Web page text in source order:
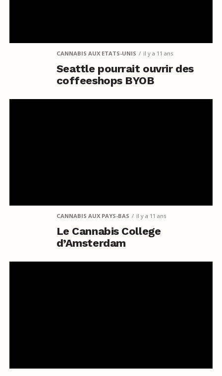
CANNABIS AUX ETATS-UNIS il y a 11 ans
Seattle pourrait ouvrir des
coffeeshops BYOB
CANNABIS AUX PAYS-BAS il y a 11 ans
Le Cannabis College
d’Amsterdam